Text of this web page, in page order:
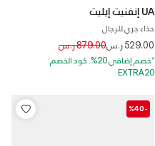
UA إنفنيت إيليت
حذاء جري للرجال
529.00 ر.س Price reduced from
879.00 ر.س to
*خصم إضافي 20%. كود الخصم:
EXTRA20
-%40